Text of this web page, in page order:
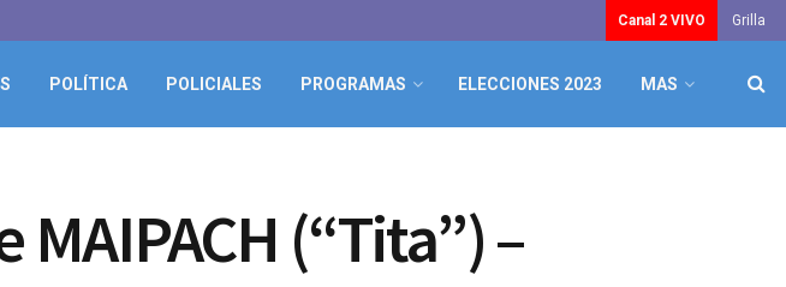
Canal 2 VIVO Grilla
POLÍTICA POLICIALES PROGRAMAS ELECCIONES 2023 MAS
(“Tita”) –